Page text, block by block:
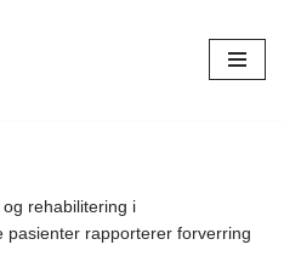
rehabilitering i
pasienter rapporterer forverring